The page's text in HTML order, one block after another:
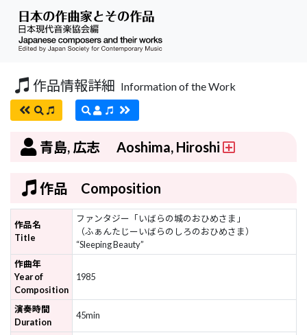
作品情報詳細 Information of the Work
青島, 広志 Aoshima, Hiroshi
作品 Composition
作品名
Title
ファンタジー「いばらの城のおひめさま」
（ふぁんたじーいばらのしろのおひめさま）
“Sleeping Beauty”
作曲年
Year of
Composition
1985
演奏時間
Duration
45min